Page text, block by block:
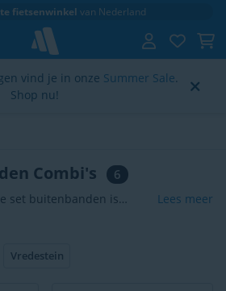
4.6/5
vind je in onze Summer Sale.
Shop nu!
Combi's 6
set buitenbanden is
het terrein. Op deze
de beste combinaties
Lees meer
Vredestein